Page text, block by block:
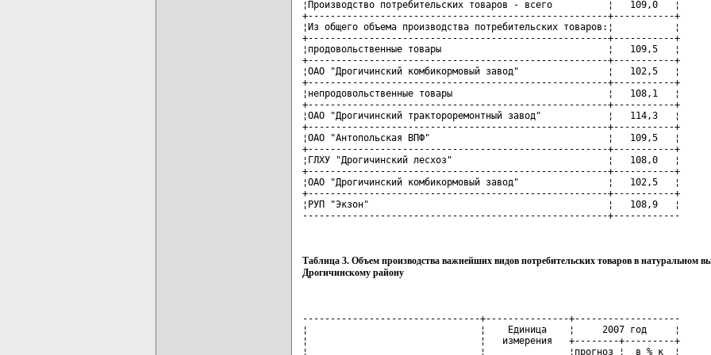
¦Производство потребительских товаров - всего          ¦   109,0   ¦
+------------------------------------------------------+-----------+
¦Из общего объема производства потребительских товаров:¦           ¦
+------------------------------------------------------+-----------+
¦продовольственные товары                              ¦   109,5   ¦
+------------------------------------------------------+-----------+
¦ОАО "Дрогичинский комбикормовый завод"                ¦   102,5   ¦
+------------------------------------------------------+-----------+
¦непродовольственные товары                            ¦   108,1   ¦
+------------------------------------------------------+-----------+
¦ОАО "Дрогичинский трактороремонтный завод"            ¦   114,3   ¦
+------------------------------------------------------+-----------+
¦ОАО "Антопольская ВПФ"                                ¦   109,5   ¦
+------------------------------------------------------+-----------+
¦ГЛХУ "Дрогичинский лесхоз"                            ¦   108,0   ¦
+------------------------------------------------------+-----------+
¦ОАО "Дрогичинский комбикормовый завод"                ¦   102,5   ¦
+------------------------------------------------------+-----------+
¦РУП "Экзон"                                           ¦   108,9   ¦
-------------------------------------------------------+------------
Таблица 3. Объем производства важнейших видов потребительских товаров в натуральном
Дрогичинскому району
--------------------------------+---------------+-------------------
¦                               ¦    Единица    ¦     2007 год     ¦
¦                               ¦   измерения   +--------+---------+
¦                               ¦               ¦прогноз ¦  в % к  ¦